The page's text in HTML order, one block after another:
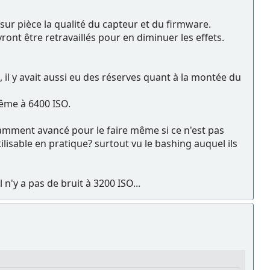
pièce la qualité du capteur et du firmware.
être retravaillés pour en diminuer les effets.
y avait aussi eu des réserves quant à la montée du
à 6400 ISO.
avancé pour le faire même si ce n'est pas
en pratique? surtout vu le bashing auquel ils
a pas de bruit à 3200 ISO...